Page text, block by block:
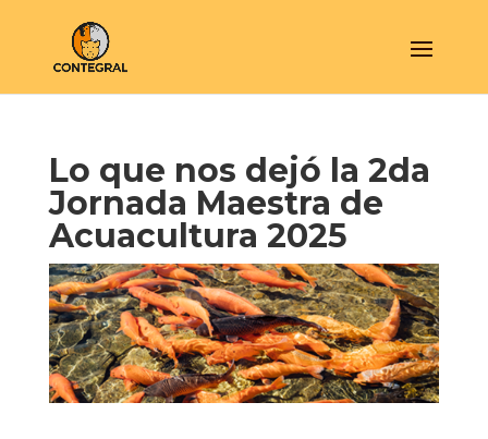
Lo que nos dejó la 2da
Jornada Maestra de
Acuacultura 2025